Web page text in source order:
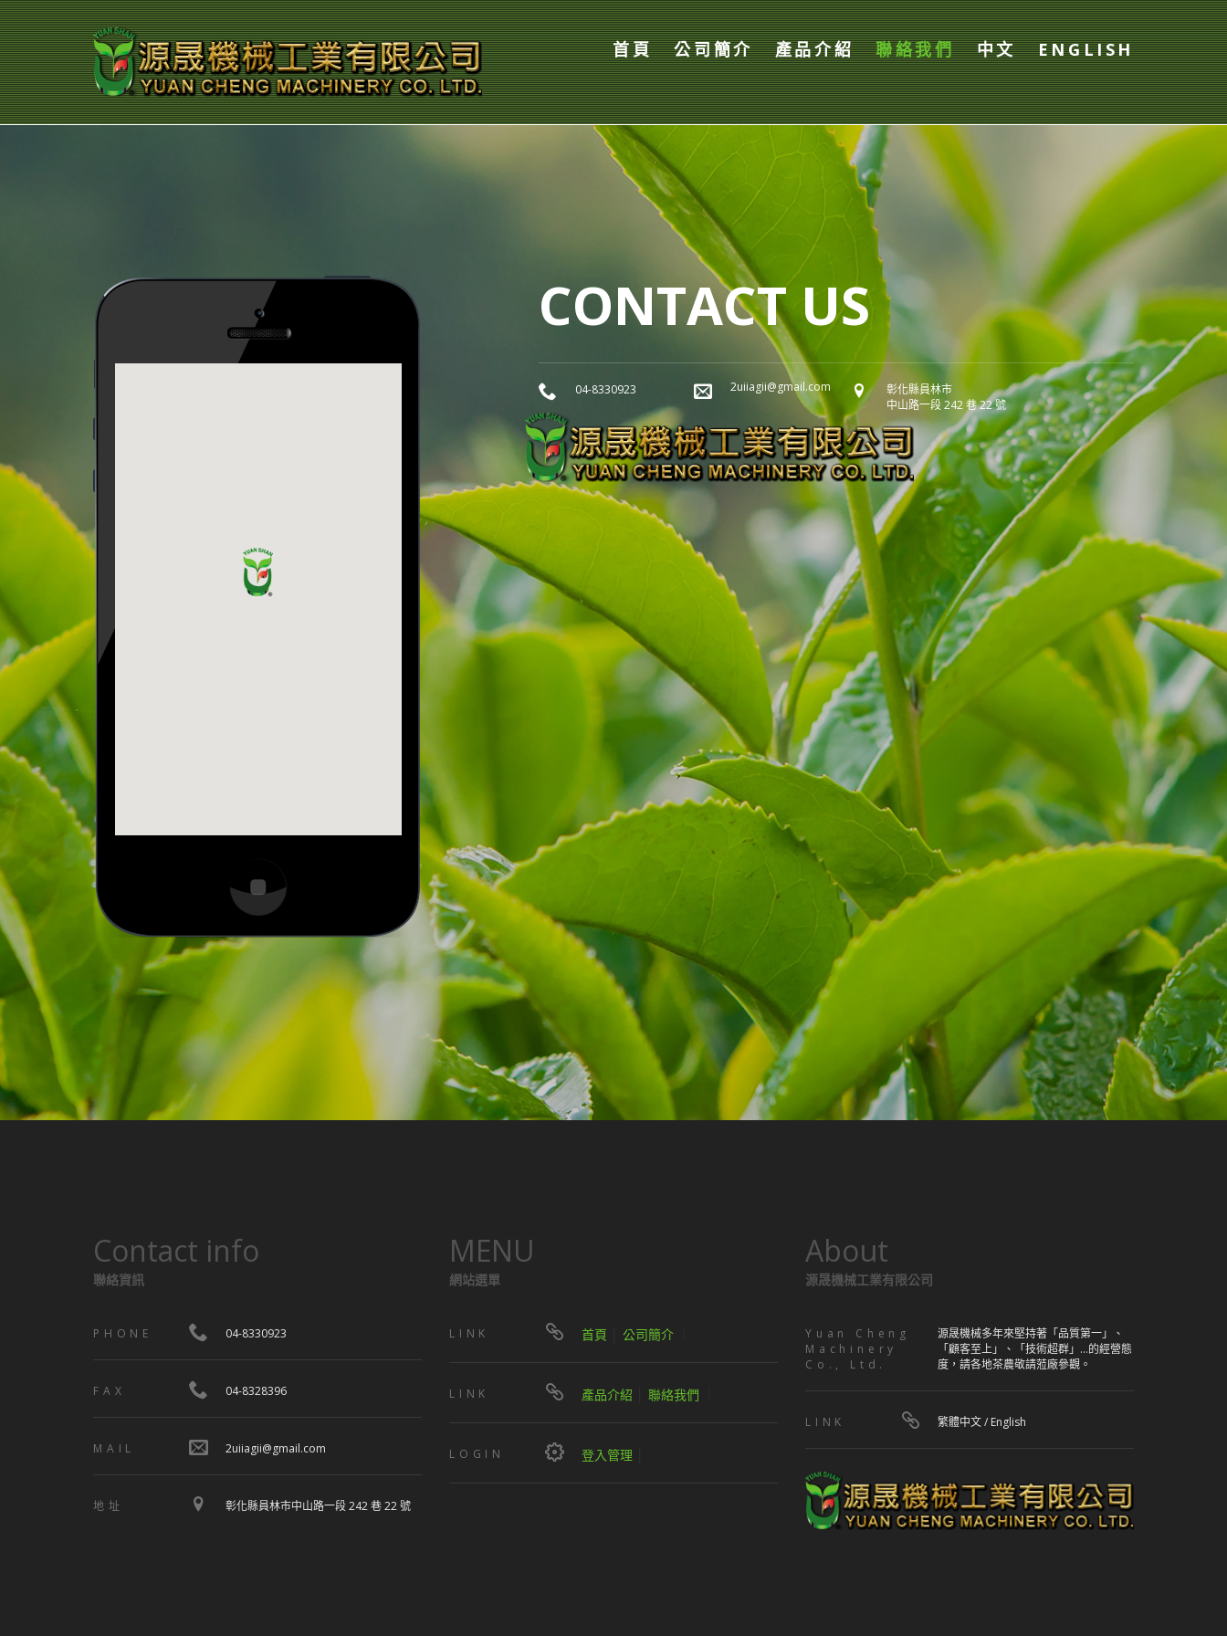
首頁 公司簡介 產品介紹 聯絡我們 中文 ENGLISH
CONTACT US
04-8330923 2uiiagii@gmail.com
彰化縣員林市
中山路一段 242 巷 22 號
Contact info
聯絡資訊
PHONE 04-8330923
FAX 04-8328396
MAIL 2uiiagii@gmail.com
地址 彰化縣員林市中山路一段 242 巷 22 號
MENU
網站選單
LINK 首頁 公司簡介
LINK 產品介紹 聯絡我們
LOGIN 登入管理
About
源晟機械工業有限公司
Yuan Cheng
Machinery
Co., Ltd.
源晟機械多年來堅持著「品質第一」、
「顧客至上」、「技術超群」...的經營態
度，請各地茶農敬請蒞廠參觀。
LINK 繁體中文/ English